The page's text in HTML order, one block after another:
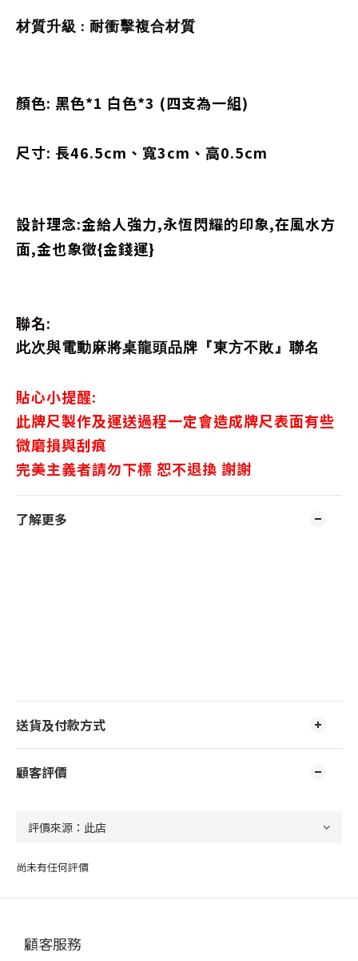
材質升級 : 耐衝擊複合材質
顏色: 黑色*1 白色*3 (四支為一組)
尺寸: 長46.5cm、寬3cm、高0.5cm
設計理念:金給人強力,永恆閃耀的印象,在風水方
面,金也象徵{金錢運}
聯名:
此次與電動麻將桌龍頭品牌『東方不敗』聯名
貼心小提醒:
此牌尺製作及運送過程一定會造成牌尺表面有些
微磨損與刮痕
完美主義者請勿下標 恕不退換 謝謝
了解更多
送貨及付款方式
顧客評價
尚未有任何評價
顧客服務